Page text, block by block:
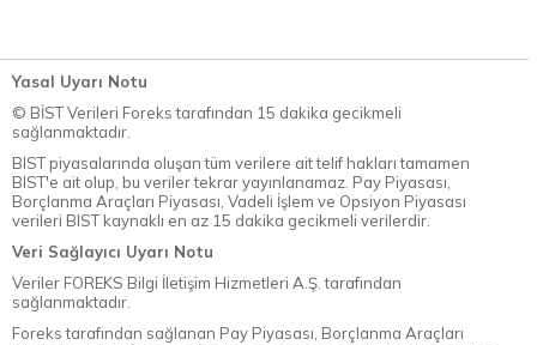
Yasal Uyarı Notu
© BİST Verileri Foreks tarafından 15 dakika gecikmeli
sağlanmaktadır.
BIST piyasalarında oluşan tüm verilere ait telif hakları tamamen
BIST'e ait olup, bu veriler tekrar yayınlanamaz. Pay Piyasası,
Borçlanma Araçları Piyasası, Vadeli İşlem ve Opsiyon Piyasası
verileri BIST kaynaklı en az 15 dakika gecikmeli verilerdir.
Veri Sağlayıcı Uyarı Notu
Veriler FOREKS Bilgi İletişim Hizmetleri A.Ş. tarafından
sağlanmaktadır.
Foreks tarafından sağlanan Pay Piyasası, Borçlanma Araçları